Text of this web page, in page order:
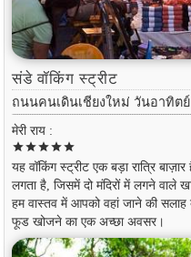
संडे वॉकिंग स्ट्रीट
ถนนคนเดินเชียงใหม่ วันอาทิตย์
मेरी राय :
starstarstarstarstar
यह वॉकिंग स्ट्रीट एक बड़ा रात्रि
लगता है, जिसमें दो मंदिरों में लगने वाले
हम वास्तव में आपको वहां जाने की
फूड खोजने का एक अच्छा अवसर।